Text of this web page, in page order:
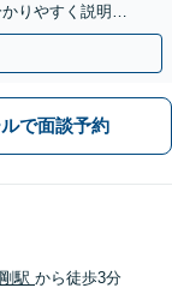
りやすく説明し
ルで面談予約
駅 から徒歩3分